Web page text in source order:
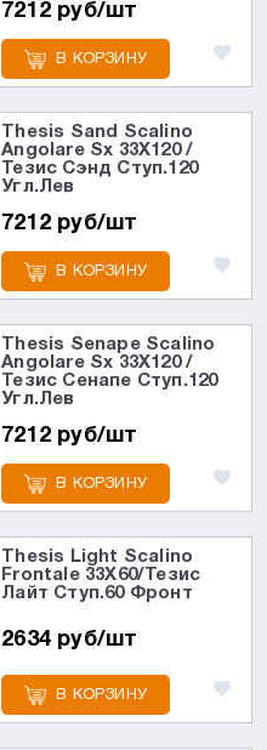
7212 руб/шт
В КОРЗИНУ
Thesis Sand Scalino
Angolare Sx 33X120 /
Тезис Сэнд Ступ.120
Угл.Лев
7212 руб/шт
В КОРЗИНУ
Thesis Senape Scalino
Angolare Sx 33X120 /
Тезис Сенапе Ступ.120
Угл.Лев
7212 руб/шт
В КОРЗИНУ
Thesis Light Scalino
Frontale 33X60/Тезис
Лайт Ступ.60 Фронт
2634 руб/шт
В КОРЗИНУ